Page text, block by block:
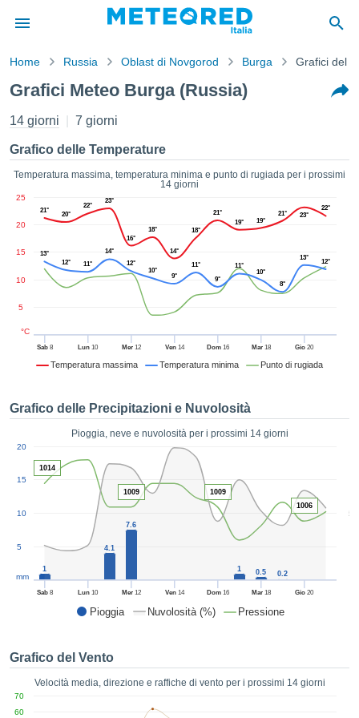
di
stati
da
che le
È
a
le
o
di
per
senza
clic sul
ACCETTA
Home Russia Oblast di Novgorod Burga Grafici del
Grafici Meteo Burga (Russia)
14 giorni 7 giorni
Grafico delle Temperature
Temperatura massima, temperatura minima e punto di rugiada per i prossimi
14 giorni
Temperatura massima Temperatura minima Punto di rugiada
Sab8 Lun 10 Mer12 Ven14 Dom16 Mar18 Gio 20
5
10
15
20
25
°C
21°
20°
22°
23°
16°
18°
14°
18°
21°
19°
19°
21° 23°
22°
13°
12°
11°
14°
12°
10°
9°
11°
9°
11°
10°
8°
13°
12°
Grafico delle Precipitazioni e Nuvolosità
Pioggia, neve e nuvolosità per i prossimi 14 giorni
Pioggia Nuvolosità (%) Pressione
50
Sab8 Lun 10 Mer12 Ven14 Dom16 Mar18 Gio 20
5
10
15
20
mm
1
4.1
7.6
1 0.5 0.2
1014
1009
1009
1006
Grafico del Vento
Velocità media, direzione e raffiche di vento per i prossimi 14 giorni
60
70